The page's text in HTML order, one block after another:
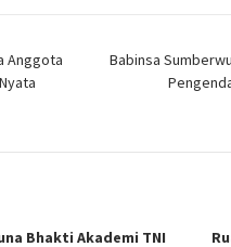
Anggota
Babinsa
Bhakti Akademi TNI